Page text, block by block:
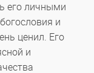
его личными
и
ценил. Его
и